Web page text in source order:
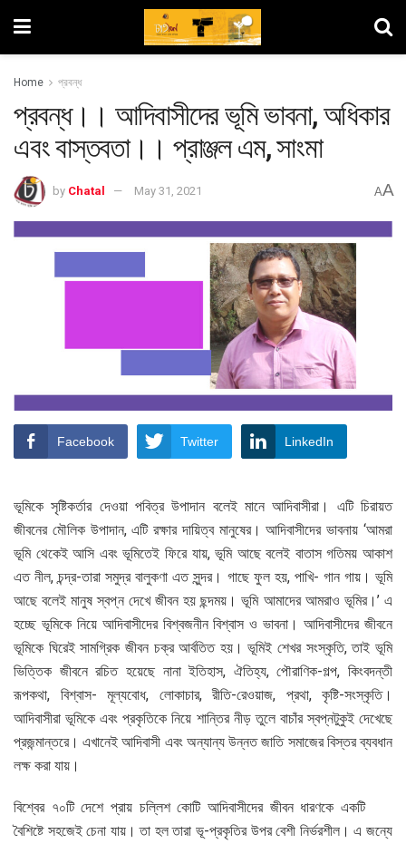
Home প্রবন্ধ
প্রবন্ধ।। আদিবাসীদের ভূমি ভাবনা, অধিকার
এবং বাস্তবতা।। প্রাঞ্জল এম, সাংমা
by Chatal May 31, 2021 AA
Facebook Twitter LinkedIn
ভূমিকে সৃষ্টিকর্তার দেওয়া পবিত্র উপাদান বলেই মানে আদিবাসীরা। এটি চিরায়ত
জীবনের মৌলিক উপাদান, এটি রক্ষার দায়িত্ব মানুষের। আদিবাসীদের ভাবনায় ‘আমরা
ভূমি থেকেই আসি এবং ভূমিতেই ফিরে যায়, ভূমি আছে বলেই বাতাস গতিময় আকাশ
এত নীল, চন্দ্র-তারা সমুদ্র বালুকণা এত সুন্দর। গাছে ফুল হয়, পাখি- গান গায়। ভূমি
আছে বলেই মানুষ স্বপ্ন দেখে জীবন হয় ছন্দময়। ভূমি আমাদের আমরাও ভূমির।’ এ
হচ্ছে ভূমিকে নিয়ে আদিবাসীদের বিশ্বজনীন বিশ্বাস ও ভাবনা। আদিবাসীদের জীবনে
ভূমিকে ঘিরেই সামগ্রিক জীবন চক্র আর্বতিত হয়। ভূমিই শেখর সংস্কৃতি, তাই ভূমি
ভিত্তিক জীবনে রচিত হয়েছে নানা ইতিহাস, ঐতিহ্য, পৌরাণিক-গল্প, কিংবদন্তী
রূপকথা, বিশ্বাস- মূল্যবোধ, লোকাচার, রীতি-রেওয়াজ, প্রথা, কৃষ্টি-সংস্কৃতি।
আদিবাসীরা ভূমিকে এবং প্রকৃতিকে নিয়ে শান্তির নীড় তুলে বাচাঁর স্বপ্নটুকুই দেখেছে
প্রজন্মান্তরে। এখানেই আদিবাসী এবং অন্যান্য উন্নত জাতি সমাজের বিস্তর ব্যবধান
লক্ষ করা যায়।
বিশ্বের ৭০টি দেশে প্রায় চল্লিশ কোটি আদিবাসীদের জীবন ধারণকে একটি
বৈশিষ্টে সহজেই চেনা যায়। তা হল তারা ভূ-প্রকৃতির উপর বেশী নির্ভরশীল। এ জন্যে